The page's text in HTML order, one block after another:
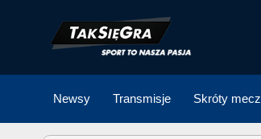
Newsy Transmisje Skróty